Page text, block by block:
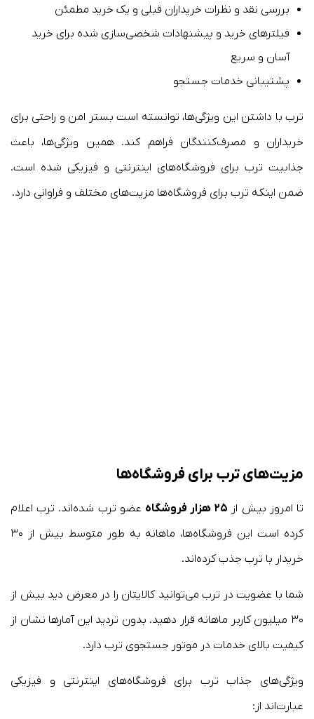
بررسی نقد و نظرات خریداران قبلی و یک خرید مطمئن
فیلترهای خرید و پیشنهادات شخصی‌سازی شده برای خرید
آسان و سریع
پشتیبانی خدمات جستجو
ترب با داشتن این ویژگی‌ها، توانسته است بستر امن و راحتی برای
خریداران و مصرف‌کنندگان فراهم کند. همین ویژگی‌ها، باعث
جذابیت ترب برای فروشگاه‌های اینترنتی و فیزیکی شده است.
ضمن اینکه ترب برای فروشگاه‌ها مزیت‌های مختلف و فراوانی دارد.
مزیت‌های ترب برای فروشگاه‌ها
تا امروز بیش از ۲۵ هزار فروشگاه
عضو ترب شده‌اند. ترب اعلام
کرده است این فروشگاه‌ها، ماهانه به طور متوسط بیش از ۳۰
خریدار با ترب جذب کرده‌اند.
شما با عضویت در ترب می‌توانید کالایتان را در معرض دید بیش از
۳۰ میلیون کاربر ماهانه قرار دهید. بدون تردید این آمارها نشان از
کیفیت بالای خدمات در موتور جستجوی ترب دارد.
ویژگی‌های جذاب ترب برای فروشگاه‌های اینترنتی و فیزیکی
عبارت‌اند از: